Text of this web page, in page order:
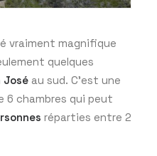
vraiment magnifique
quelques
José au sud. C’est une
6 chambres qui peut
réparties entre 2